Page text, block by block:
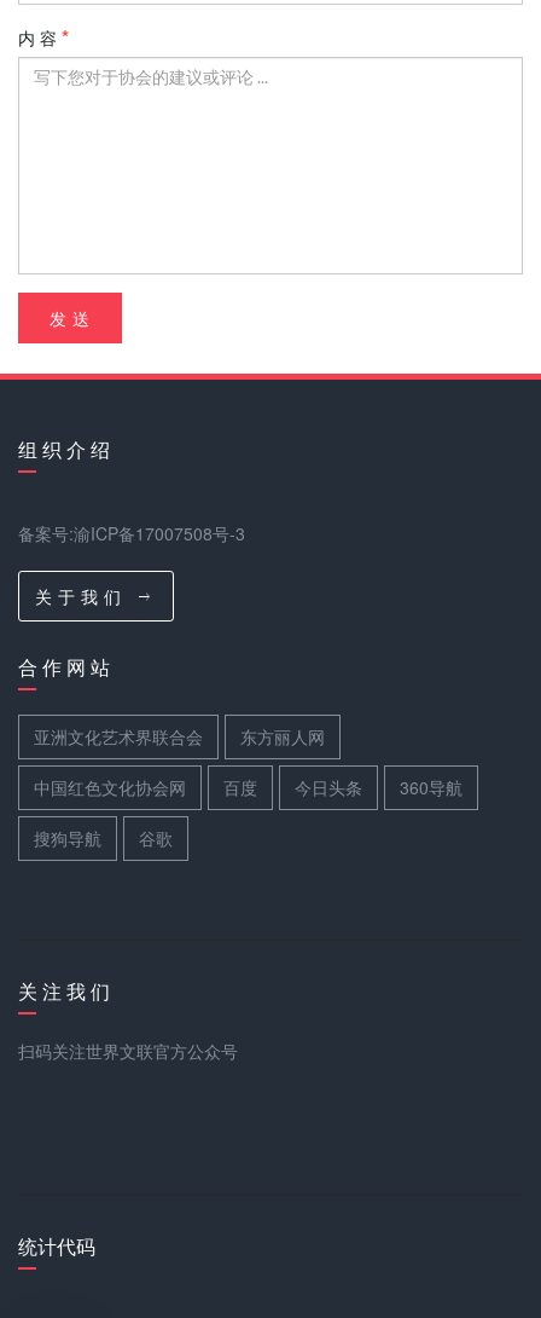
内 容
发 送
组 织 介 绍
备案号:渝ICP备17007508号-3
关 于 我 们
合 作 网 站
亚洲文化艺术界联合会 东方丽人网
中国红色文化协会网 百度 今日头条 360导航
搜狗导航 谷歌
关 注 我 们
扫码关注世界文联官方公众号
统计代码